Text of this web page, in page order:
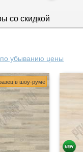
со скидкой
по убыванию цены
в шоу-руме